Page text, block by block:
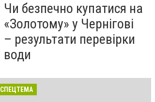
Чи безпечно купатися на
«Золотому» у Чернігові
– результати перевірки
води
СПЕЦТЕМА